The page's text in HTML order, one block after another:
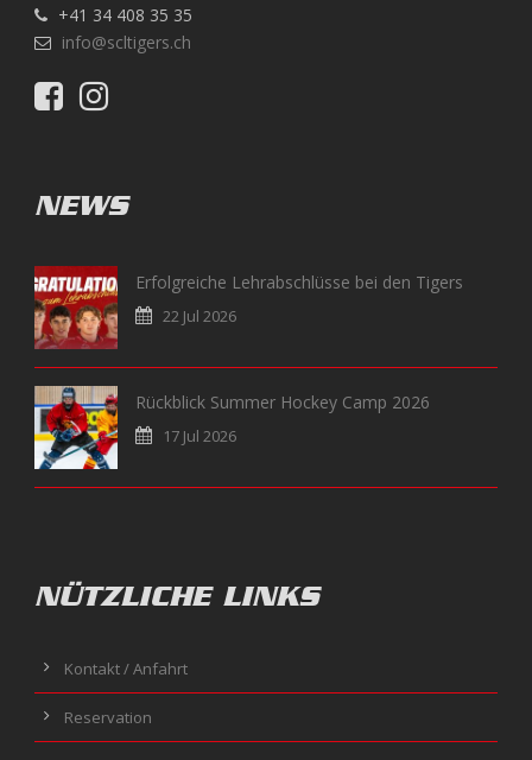
+41 34 408 35 35
info@scltigers.ch
NEWS
Erfolgreiche Lehrabschlüsse bei den Tigers
22 Jul 2026
Rückblick Summer Hockey Camp 2026
17 Jul 2026
NÜTZLICHE LINKS
Kontakt / Anfahrt
Reservation